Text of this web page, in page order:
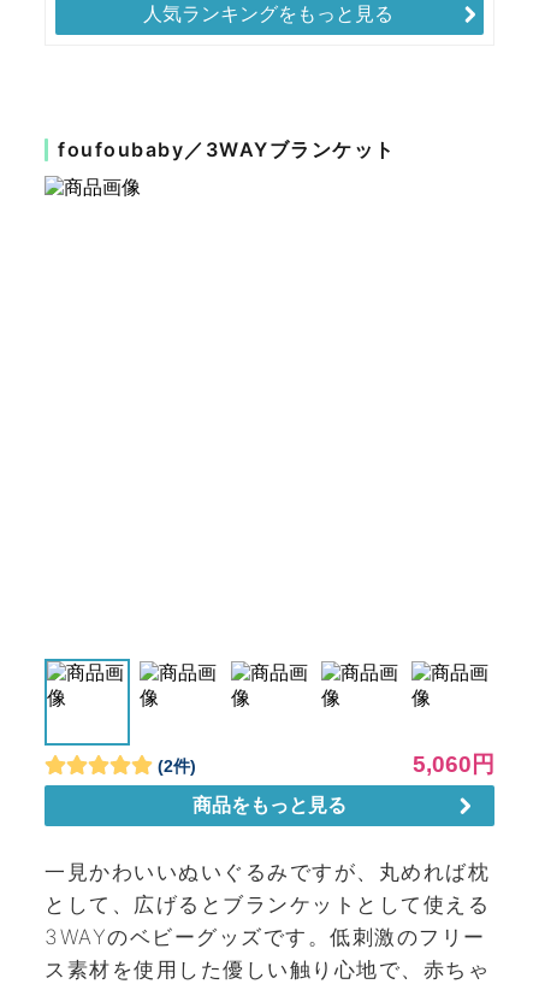
人気ランキングをもっと見る
foufoubaby／3WAYブランケット
一見かわいいぬいぐるみですが、丸めれば枕
として、広げるとブランケットとして使える
3WAYのベビーグッズです。低刺激のフリー
ス素材を使用した優しい触り心地で、赤ちゃ